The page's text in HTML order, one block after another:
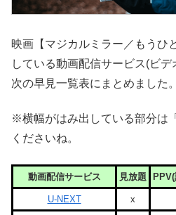
映画【マジカルミラー／もうひ
している動画配信サービス(ビデ
次の早見一覧表にまとめました。
※横幅がはみ出している部分は
くださいね。
動画配信サービス 見放題
U-NEXT x